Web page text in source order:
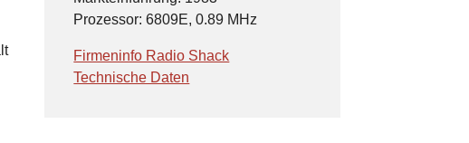
Prozessor: 6809E, 0.89 MHz
Firmeninfo Radio Shack
Technische Daten